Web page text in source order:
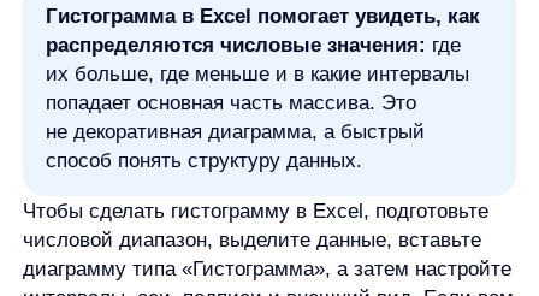
Чтобы сделать гистограмму в Excel, подготовьте
диаграмму типа «Гистограмма», а затем настройте
интервалы, оси, подписи и внешний вид. Если вам
нужны не отдельная диаграмма, а полосы прямо
внутри ячеек, это другой инструмент — условное
форматирование / Data Bars.